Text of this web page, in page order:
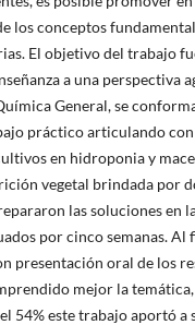
los conceptos
El objetivo del trabajo
a una perspectiva
General, se
práctico articulando
en hidroponia y
vegetal brindada por
las soluciones en
por cinco semanas. Al
presentación oral de los
mejor la
54% este trabajo aportó a